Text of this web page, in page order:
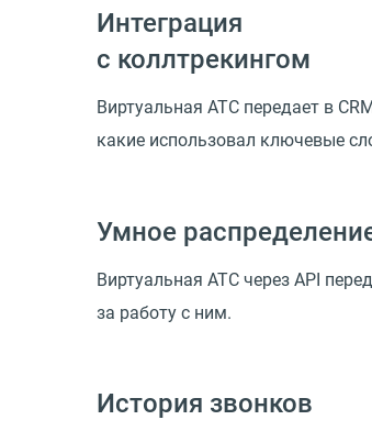
Интеграция
с коллтрекингом
Виртуальная АТС передает в
какие использовал ключевые
Умное
Виртуальная АТС через API
за работу с ним.
История звонков